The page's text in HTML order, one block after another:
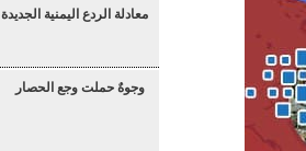
معادلة الردع اليمنية الجديدة
وجوهٌ حملت وجع الحصار